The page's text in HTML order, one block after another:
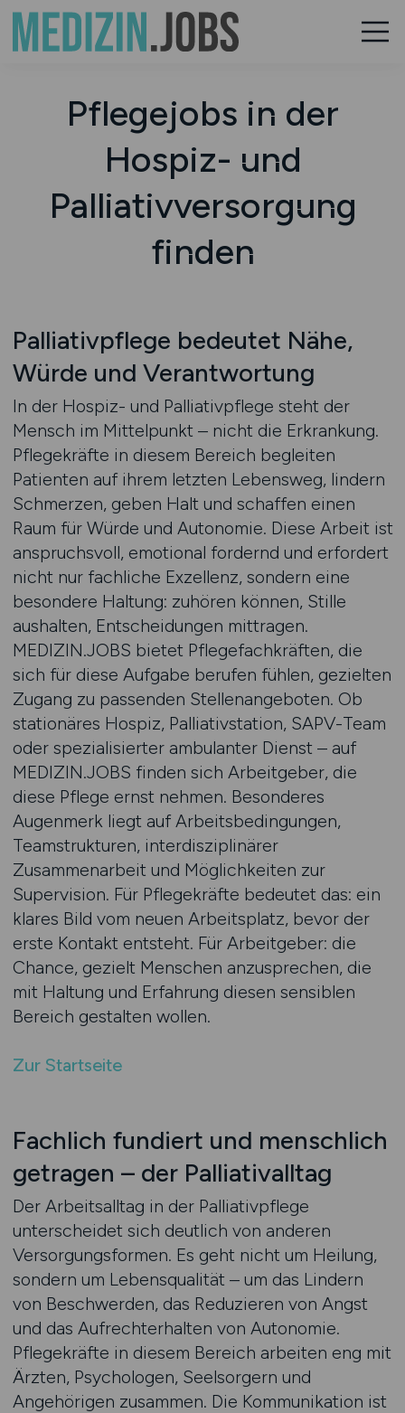
Pflegejobs in der
Hospiz- und
Palliativversorgung
finden
Palliativpflege bedeutet Nähe,
Würde und Verantwortung
In der Hospiz- und Palliativpflege steht der
Mensch im Mittelpunkt – nicht die Erkrankung.
Pflegekräfte in diesem Bereich begleiten
Patienten auf ihrem letzten Lebensweg, lindern
Schmerzen, geben Halt und schaffen einen
Raum für Würde und Autonomie. Diese Arbeit ist
anspruchsvoll, emotional fordernd und erfordert
nicht nur fachliche Exzellenz, sondern eine
besondere Haltung: zuhören können, Stille
aushalten, Entscheidungen mittragen.
MEDIZIN.JOBS bietet Pflegefachkräften, die
sich für diese Aufgabe berufen fühlen, gezielten
Zugang zu passenden Stellenangeboten. Ob
stationäres Hospiz, Palliativstation, SAPV-Team
oder spezialisierter ambulanter Dienst – auf
MEDIZIN.JOBS finden sich Arbeitgeber, die
diese Pflege ernst nehmen. Besonderes
Augenmerk liegt auf Arbeitsbedingungen,
Teamstrukturen, interdisziplinärer
Zusammenarbeit und Möglichkeiten zur
Supervision. Für Pflegekräfte bedeutet das: ein
klares Bild vom neuen Arbeitsplatz, bevor der
erste Kontakt entsteht. Für Arbeitgeber: die
Chance, gezielt Menschen anzusprechen, die
mit Haltung und Erfahrung diesen sensiblen
Bereich gestalten wollen.
Zur Startseite
Fachlich fundiert und menschlich
getragen – der Palliativalltag
Der Arbeitsalltag in der Palliativpflege
unterscheidet sich deutlich von anderen
Versorgungsformen. Es geht nicht um Heilung,
sondern um Lebensqualität – um das Lindern
von Beschwerden, das Reduzieren von Angst
und das Aufrechterhalten von Autonomie.
Pflegekräfte in diesem Bereich arbeiten eng mit
Ärzten, Psychologen, Seelsorgern und
Angehörigen zusammen. Die Kommunikation ist